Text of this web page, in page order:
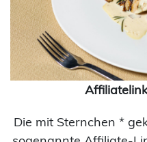
Die mit Sternchen *